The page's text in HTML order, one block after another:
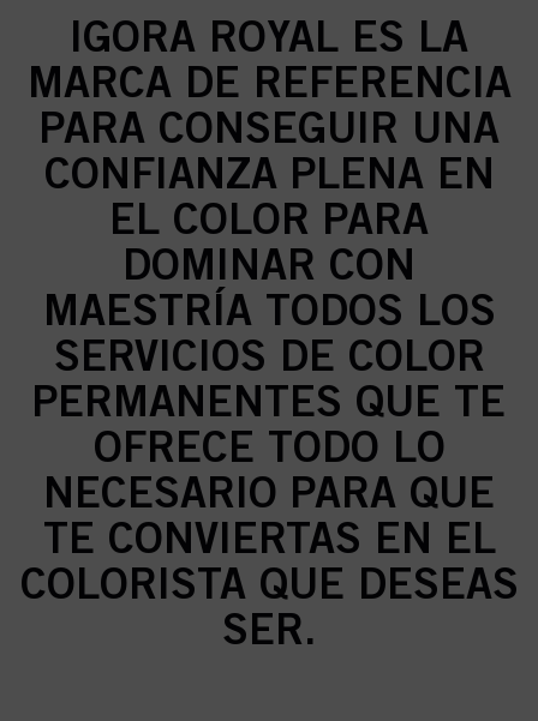
IGORA ROYAL ES LA
MARCA DE REFERENCIA
PARA CONSEGUIR UNA
CONFIANZA PLENA EN
EL COLOR PARA
DOMINAR CON
MAESTRÍA TODOS LOS
SERVICIOS DE COLOR
PERMANENTES QUE TE
OFRECE TODO LO
NECESARIO PARA QUE
TE CONVIERTAS EN EL
COLORISTA QUE DESEAS
SER.